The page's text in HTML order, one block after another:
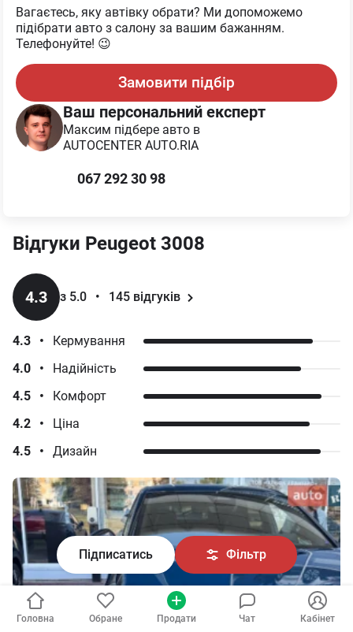
Підписатись Фільтр
Вагаєтесь, яку автівку обрати? Ми допоможемо
підібрати авто з салону за вашим бажанням.
Телефонуйте! 😉
Замовити підбір
Ваш персональний експерт
Максим підбере авто в
AUTOCENTER AUTO.RIA
067 292 30 98
Відгуки Peugeot 3008
4.3 з 5.0 • 145 відгуків
4.3 •
Кермування
4.0
•
Надійність
4.5
•
Комфорт
4.2
•
Ціна
4.5
• Дизайн
Головна Обране Продати Чат Кабінет